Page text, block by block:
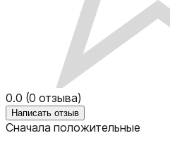
0.0 (0 отзыва)
Написать отзыв
Сначала положительные